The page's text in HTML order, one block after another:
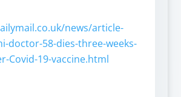
news/article-
doctor-58-dies-three-weeks-
Covid-19-vaccine.html